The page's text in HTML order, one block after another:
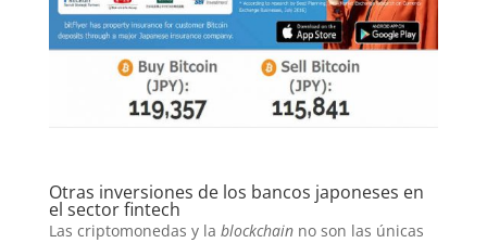
Otras inversiones de los bancos japoneses en
el sector fintech
Las criptomonedas y la blockchainno son las únicas